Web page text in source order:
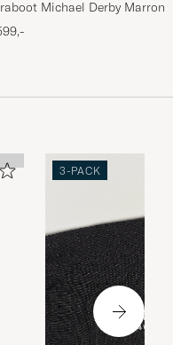
Michael Derby Marron
3-PACK